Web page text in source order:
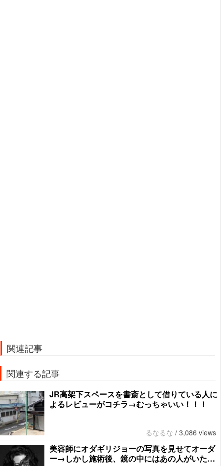
関連記事
関連する記事
JR高架下スペースを書斎として借りている人に
よるレビューがコチラ→むっちゃいい！！！
るなるな / 3,086 views
美容師にオダギリジョーの写真を見せてオーダ
ー→しかし施術後、鏡の中にはあの人がいた…